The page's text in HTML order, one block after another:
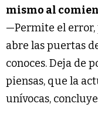
mismo al
—Permite el error,
abre las puertas
conoces. Deja de
piensas, que la
unívocas,